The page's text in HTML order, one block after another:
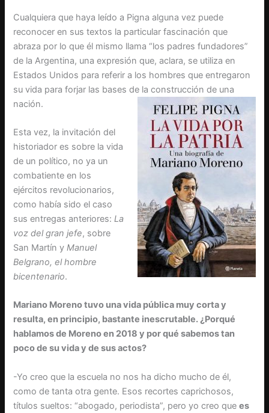
Cualquiera que haya leído a Pigna alguna vez puede
reconocer en sus textos la particular fascinación que
abraza por lo que él mismo llama “los padres fundadores”
de la Argentina, una expresión que, aclara, se utiliza en
Estados Unidos para referir a los hombres que entregaron
su vida para forjar las bases de la construcción de una
nación.
Esta vez, la invitación del
historiador es sobre la vida
de un político, no ya un
combatiente en los
ejércitos revolucionarios,
como había sido el caso
sus entregas anteriores:La
voz del gran jefe, sobre
San Martín yManuel
Belgrano, el hombre
bicentenario.
Mariano Moreno tuvo una vida pública muy corta y
resulta, en principio, bastante inescrutable. ¿Porqué
hablamos de Moreno en 2018 y por qué sabemos tan
poco de su vida y de sus actos?
-Yo creo que la escuela no nos ha dicho mucho de él,
como de tanta otra gente. Esos recortes caprichosos,
títulos sueltos: “abogado, periodista”, pero yo creo quees